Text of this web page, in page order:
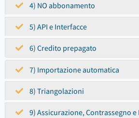
4) NO abbonamento
5) API e Interfacce
6) Credito prepagato
7) Importazione automatica
8) Triangolazioni
9) Assicurazione, Contrassegno e